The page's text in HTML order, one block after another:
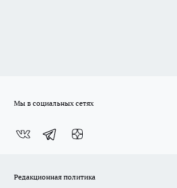
Мы в социальных сетях
Редакционная политика